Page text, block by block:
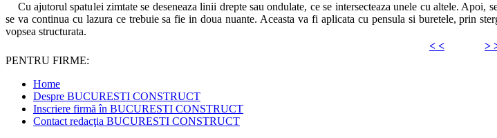
Cu ajutorul spatulei zimtate se deseneaza linii drepte sau ondulate, ce se intersecteaza unele cu altele. Apoi,
se va continua cu lazura ce trebuie sa fie in doua nuante. Aceasta va fi aplicata cu pensula si buretele, prin
vopsea structurata.
< <
>
PENTRU FIRME:
Home
Despre BUCURESTI CONSTRUCT
Inscriere firmă în BUCURESTI CONSTRUCT
Contact redacţia BUCURESTI CONSTRUCT